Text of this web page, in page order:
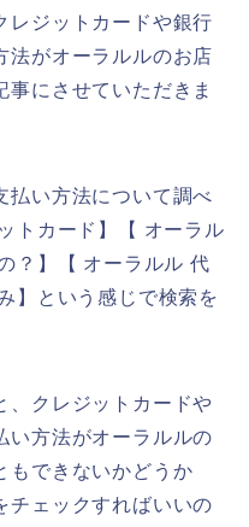
レジットカードや銀行
法がオーラルルのお店
事にさせていただきま
払い方法について調べ
トカード】【 オーラル
？】【 オーラルル 代
】という感じで検索を
、クレジットカードや
い方法がオーラルルの
もできないかどうか
チェックすればいいの